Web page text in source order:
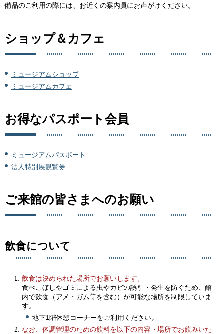
備品のご利用の際には、お近くの案内員にお声がけください。
ショップ＆カフェ
ミュージアムショップ
ミュージアムカフェ
お得なパスポート会員
ミュージアムパスポート
法人特別展観覧券
ご来館の皆さまへのお願い
飲食について
飲食は決められた場所でお願いします。
食べこぼしやゴミによる虫やカビの誘引・発生を防ぐため、館
内で飲食（アメ・ガム等を含む）が可能な場所を制限していま
す。
地下1階休憩コーナーをご利用ください。
なお、体調管理のための飲料を以下の内容・場所でお飲みいた